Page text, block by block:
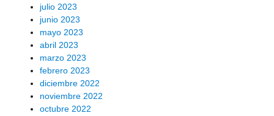
julio 2023
junio 2023
mayo 2023
abril 2023
marzo 2023
febrero 2023
diciembre 2022
noviembre 2022
octubre 2022